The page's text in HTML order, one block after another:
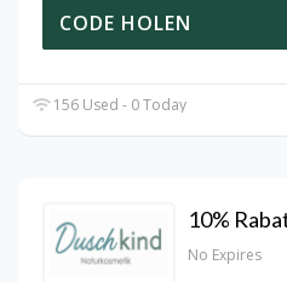
CODE HOLEN
156 Used - 0 Today
10%
No Expires